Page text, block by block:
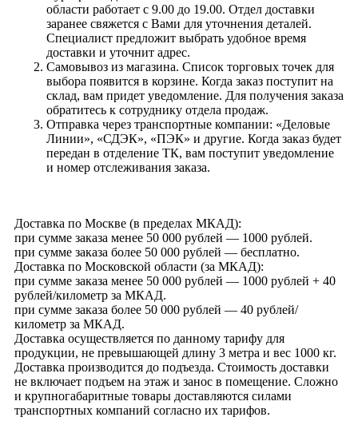
области работает с 9.00 до 19.00. Отдел доставки
заранее свяжется с Вами для уточнения деталей.
Специалист предложит выбрать удобное время
доставки и уточнит адрес.
Самовывоз из магазина. Список торговых точек для
выбора появится в корзине. Когда заказ поступит на
склад, вам придет уведомление. Для получения заказа
обратитесь к сотруднику отдела продаж.
Отправка через транспортные компании: «Деловые
Линии», «СДЭК», «ПЭК» и другие. Когда заказ будет
передан в отделение ТК, вам поступит уведомление
и номер отслеживания заказа.
Доставка по Москве (в пределах МКАД):
при сумме заказа менее 50 000 рублей — 1000 рублей.
при сумме заказа более 50 000 рублей — бесплатно.
Доставка по Московской области (за МКАД):
при сумме заказа менее 50 000 рублей — 1000 рублей + 40
рублей/километр за МКАД.
при сумме заказа более 50 000 рублей — 40 рублей/
километр за МКАД.
Доставка осуществляется по данному тарифу для
продукции, не превышающей длину 3 метра и вес 1000 кг.
Доставка производится до подъезда. Стоимость доставки
не включает подъем на этаж и занос в помещение. Сложно
и крупногабаритные товары доставляются силами
транспортных компаний согласно их тарифов.